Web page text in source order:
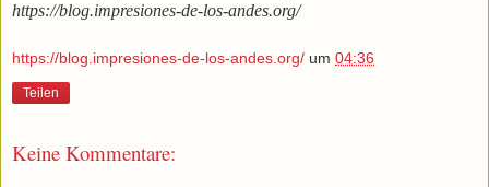
https://blog.impresiones-de-los-andes.org/
https://blog.impresiones-de-los-andes.org/ um 04:36
Teilen
Keine Kommentare: